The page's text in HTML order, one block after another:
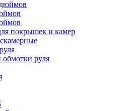
покрышек и камер
руля